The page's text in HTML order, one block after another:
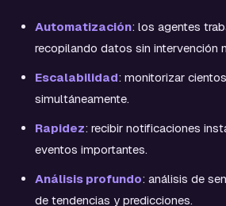
Automatización: los agentes
recopilando datos sin intervención
Escalabilidad: monitorizar
simultáneamente.
Rapidez: recibir notificaciones
eventos importantes.
Análisis profundo: análisis de
de tendencias y predicciones.